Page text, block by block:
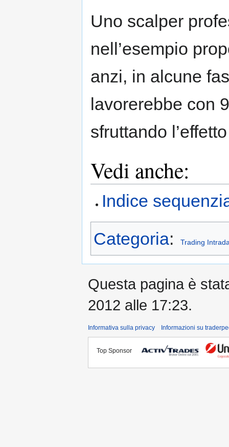
Uno scalper
nell’esempio
anzi, in alcune
lavorerebbe con
sfruttando
Vedi anche:
Indice
Categoria: Trading
Questa pagina è
2012 alle 17:23.
Informativa sulla privacy Informazioni su
Top Sponsor